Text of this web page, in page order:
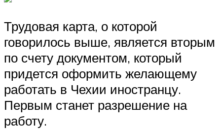
Трудовая карта, о которой
говорилось выше, является вторым
по счету документом, который
придется оформить желающему
работать в Чехии иностранцу.
Первым станет разрешение на
работу.